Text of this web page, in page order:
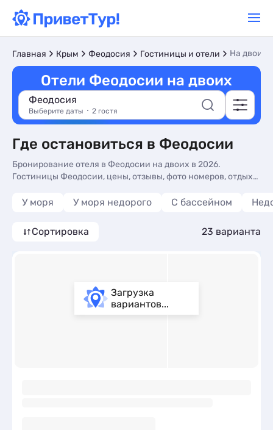
Главная Крым Феодосия Гостиницы и отели На двоих
Отели Феодосии на двоих
Феодосия
Выберите даты 2 гостя
Где остановиться в Феодосии
Бронирование отеля в Феодосии на двоих в 2026.
Гостиницы Феодосии, цены, отзывы, фото номеров, отдых
У моря У моря недорого С бассейном
Сортировка 23 варианта
Загрузка
вариантов...